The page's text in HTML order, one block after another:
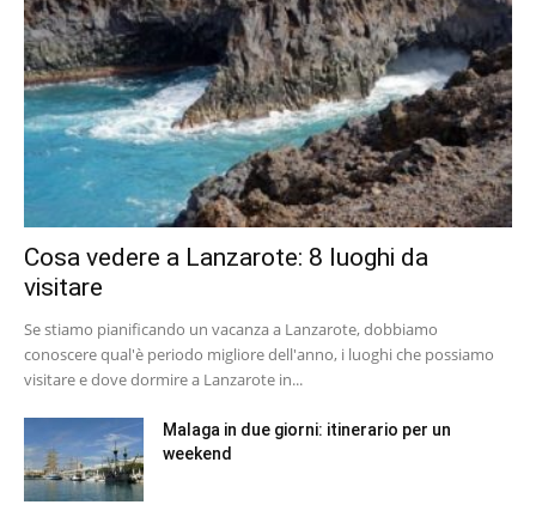
Cosa vedere a Lanzarote: 8 luoghi da
visitare
Se stiamo pianificando un vacanza a Lanzarote, dobbiamo
conoscere qual'è periodo migliore dell'anno, i luoghi che possiamo
visitare e dove dormire a Lanzarote in...
Malaga in due giorni: itinerario per un
weekend